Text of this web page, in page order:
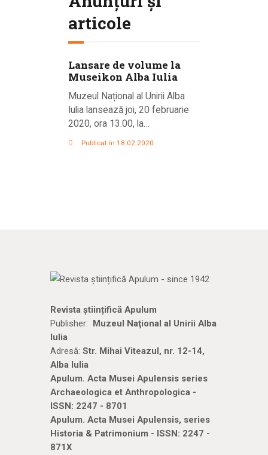
articole
Lansare de volume la
Museikon Alba Iulia
Muzeul Național al Unirii Alba
Iulia lansează joi, 20 februarie
2020, ora 13.00, la…
Publicat în 18.02.2020
Revista științifică Apulum
Publisher: Muzeul Naţional al Unirii Alba
Iulia
Adresă: Str. Mihai Viteazul, nr. 12-14,
Alba Iulia
Apulum. Acta Musei Apulensis series
Archaeologica et Anthropologica -
ISSN: 2247 - 8701
Apulum. Acta Musei Apulensis, series
Historia & Patrimonium - ISSN: 2247 -
871X